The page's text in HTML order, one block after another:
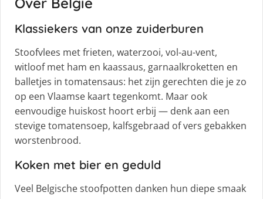
Klassiekers van onze zuiderburen
Stoofvlees met frieten, waterzooi, vol-au-vent,
witloof met ham en kaassaus, garnaalkroketten en
balletjes in tomatensaus: het zijn gerechten die je zo
op een Vlaamse kaart tegenkomt. Maar ook
eenvoudige huiskost hoort erbij — denk aan een
stevige tomatensoep, kalfsgebraad of vers gebakken
worstenbrood.
Koken met bier en geduld
Veel Belgische stoofpotten danken hun diepe smaak